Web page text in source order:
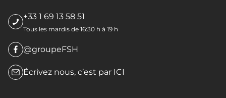
+33 1 69 13 58 51
Tous les mardis de 16:30 h à 19 h
@groupeFSH
Écrivez nous, c’est par ICI